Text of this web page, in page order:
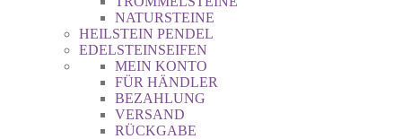
NATURSTEINE
HEILSTEIN PENDEL
EDELSTEINSEIFEN
MEIN KONTO
FÜR HÄNDLER
BEZAHLUNG
VERSAND
RÜCKGABE